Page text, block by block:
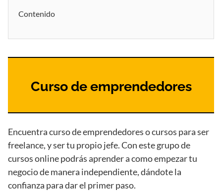
Contenido
Curso de emprendedores
Encuentra curso de emprendedores o cursos para ser
freelance, y ser tu propio jefe. Con este grupo de
cursos online podrás aprender a como empezar tu
negocio de manera independiente, dándote la
confianza para dar el primer paso.